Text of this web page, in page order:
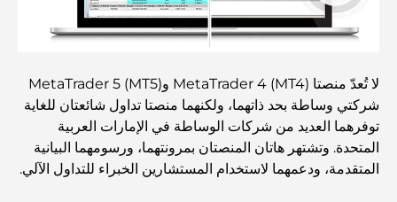
أفضل مراكز التسوق في دبي للتسوق والترفيه
استكشف أكثر مناطق دبي حيوية
بطاقات الائتمان في الإمارات العربية المتحدة: دليل شامل
للإنفاق الذكي
لا تُعدّ منصتا MetaTrader 4 (MT4) وMetaTrader 5 (MT5)
شركتي وساطة بحد ذاتهما، ولكنهما منصتا تداول شائعتان للغاية
توفرهما العديد من شركات الوساطة في الإمارات العربية
المتحدة. وتشتهر هاتان المنصتان بمرونتهما، ورسومهما البيانية
المتقدمة، ودعمهما لاستخدام المستشارين الخبراء للتداول الآلي.